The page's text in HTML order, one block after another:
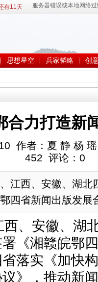
有11天
思想星空 兵家韬略 创
合力打造新
作者：夏 静 杨
452 评论： 0
江西、安徽、湖北
四省新闻出版发展
西、安徽、湖
《湘赣皖鄂
落实《加快
》，推动新